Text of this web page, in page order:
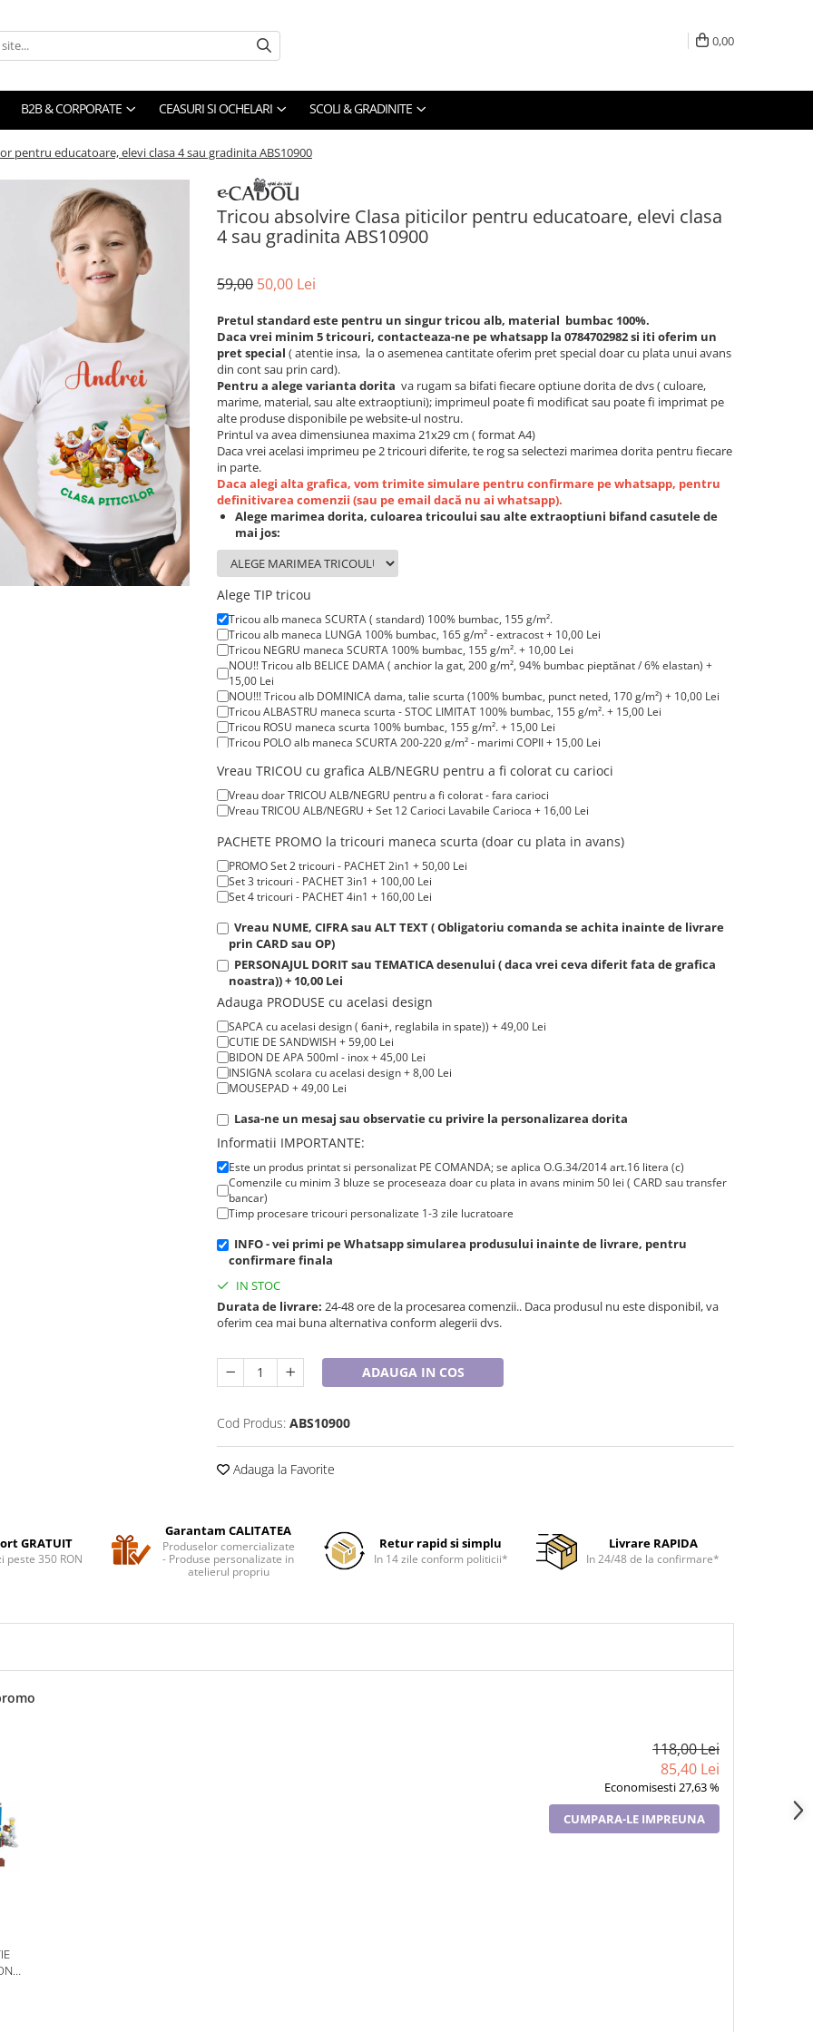
0,00
B2B & CORPORATE CEASURI SI OCHELARI SCOLI & GRADINITE
pentru educatoare, elevi clasa 4 sau gradinita ABS10900
Tricou absolvire Clasa piticilor pentru educatoare, elevi clasa
4 sau gradinita ABS10900
59,00 50,00 Lei
Pretul standard este pentru un singur tricou alb, material bumbac 100%.
Daca vrei minim 5 tricouri, contacteaza-ne pe whatsapp la 0784702982 si iti oferim un
pret special ( atentie insa, la o asemenea cantitate oferim pret special doar cu plata unui avans
din cont sau prin card).
Pentru a alege varianta dorita va rugam sa bifati fiecare optiune dorita de dvs ( culoare,
marime, material, sau alte extraoptiuni); imprimeul poate fi modificat sau poate fi imprimat pe
alte produse disponibile pe website-ul nostru.
Printul va avea dimensiunea maxima 21x29 cm ( format A4)
Daca vrei acelasi imprimeu pe 2 tricouri diferite, te rog sa selectezi marimea dorita pentru fiecare
in parte.
Daca alegi alta grafica, vom trimite simulare pentru confirmare pe whatsapp, pentru
definitivarea comenzii (sau pe email dacă nu ai whatsapp).
Alege marimea dorita, culoarea tricoului sau alte extraoptiuni bifand casutele de
mai jos:
Alege TIP tricou
Tricou alb maneca SCURTA ( standard) 100% bumbac, 155 g/m².
Tricou alb maneca LUNGA 100% bumbac, 165 g/m² - extracost + 10,00 Lei
Tricou NEGRU maneca SCURTA 100% bumbac, 155 g/m². + 10,00 Lei
NOU!! Tricou alb BELICE DAMA ( anchior la gat, 200 g/m², 94% bumbac pieptănat / 6% elastan) +
15,00 Lei
NOU!!! Tricou alb DOMINICA dama, talie scurta (100% bumbac, punct neted, 170 g/m²) + 10,00 Lei
Tricou ALBASTRU maneca scurta - STOC LIMITAT 100% bumbac, 155 g/m². + 15,00 Lei
Tricou ROSU maneca scurta 100% bumbac, 155 g/m². + 15,00 Lei
Tricou POLO alb maneca SCURTA 200-220 g/m² - marimi COPII + 15,00 Lei
Tricou ROSU maneca LUNGA ( STOC LIMITAT) 100% bumbac, 165 g/m² - extracost + 20,00 Lei
Vreau TRICOU cu grafica ALB/NEGRU pentru a fi colorat cu carioci
Vreau doar TRICOU ALB/NEGRU pentru a fi colorat - fara carioci
Vreau TRICOU ALB/NEGRU + Set 12 Carioci Lavabile Carioca + 16,00 Lei
PACHETE PROMO la tricouri maneca scurta (doar cu plata in avans)
PROMO Set 2 tricouri - PACHET 2in1 + 50,00 Lei
Set 3 tricouri - PACHET 3in1 + 100,00 Lei
Set 4 tricouri - PACHET 4in1 + 160,00 Lei
Vreau NUME, CIFRA sau ALT TEXT ( Obligatoriu comanda se achita inainte de livrare
prin CARD sau OP)
PERSONAJUL DORIT sau TEMATICA desenului ( daca vrei ceva diferit fata de grafica
noastra)) + 10,00 Lei
Adauga PRODUSE cu acelasi design
SAPCA cu acelasi design ( 6ani+, reglabila in spate)) + 49,00 Lei
CUTIE DE SANDWISH + 59,00 Lei
BIDON DE APA 500ml - inox + 45,00 Lei
INSIGNA scolara cu acelasi design + 8,00 Lei
MOUSEPAD + 49,00 Lei
Lasa-ne un mesaj sau observatie cu privire la personalizarea dorita
Informatii IMPORTANTE:
Este un produs printat si personalizat PE COMANDA; se aplica O.G.34/2014 art.16 litera (c)
Comenzile cu minim 3 bluze se proceseaza doar cu plata in avans minim 50 lei ( CARD sau transfer
bancar)
Timp procesare tricouri personalizate 1-3 zile lucratoare
INFO - vei primi pe Whatsapp simularea produsului inainte de livrare, pentru
confirmare finala
IN STOC
Durata de livrare: 24-48 ore de la procesarea comenzii.. Daca produsul nu este disponibil, va
oferim cea mai buna alternativa conform alegerii dvs.
ADAUGA IN COS
Cod Produs: ABS10900
Adauga la Favorite
GRATUIT
peste 350 RON
Garantam CALITATEA
Produselor comercializate
- Produse personalizate in
atelierul propriu
Retur rapid si simplu
In 14 zile conform politicii*
Livrare RAPIDA
In 24/48 de la confirmare*
118,00 Lei
85,40 Lei
Economisesti 27,63 %
CUMPARA-LE IMPREUNA